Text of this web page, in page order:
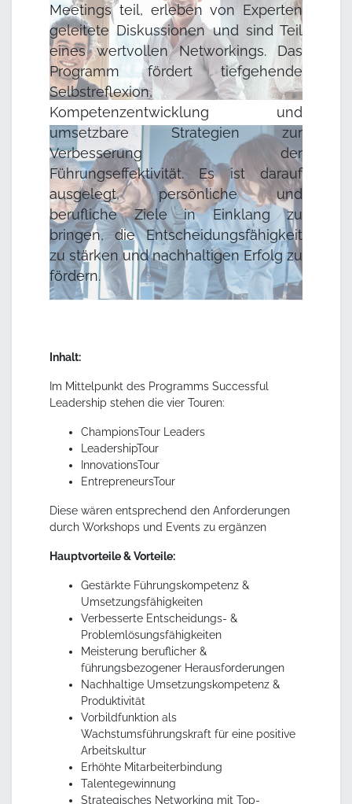
Meetings teil, erleben von Experten
geleitete Diskussionen und sind Teil
eines wertvollen Networkings. Das
Programm fördert tiefgehende
Selbstreflexion,
Kompetenzentwicklung und
umsetzbare Strategien zur
Verbesserung der
Führungseffektivität. Es ist darauf
ausgelegt, persönliche und
berufliche Ziele in Einklang zu
bringen, die Entscheidungsfähigkeit
zu stärken und nachhaltigen Erfolg zu
fördern.
Inhalt:
Im Mittelpunkt des Programms Successful
Leadership stehen die vier Touren:
ChampionsTour Leaders
LeadershipTour
InnovationsTour
EntrepreneursTour
Diese wären entsprechend den Anforderungen
durch Workshops und Events zu ergänzen
Hauptvorteile & Vorteile:
Gestärkte Führungskompetenz &
Umsetzungsfähigkeiten
Verbesserte Entscheidungs- &
Problemlösungsfähigkeiten
Meisterung beruflicher &
führungsbezogener Herausforderungen
Nachhaltige Umsetzungskompetenz &
Produktivität
Vorbildfunktion als
Wachstumsführungskraft für eine positive
Arbeitskultur
Erhöhte Mitarbeiterbindung
Talentegewinnung
Strategisches Networking mit Top-